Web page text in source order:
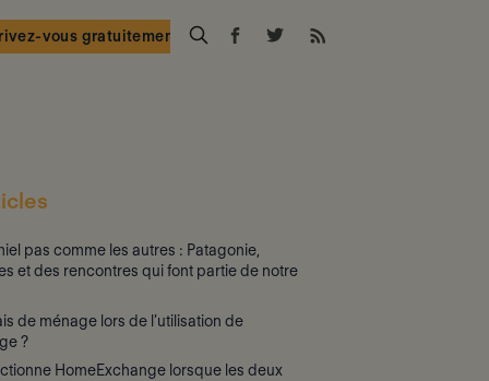
vous gratuitement
pas comme les autres : Patagonie,
et des rencontres qui font partie de notre
de ménage lors de l’utilisation de
?
HomeExchange lorsque les deux